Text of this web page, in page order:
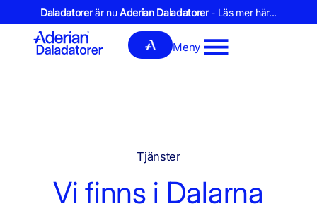
Daladatorerär nuAderian Daladatorer- Läs mer här...
Meny
Tjänster
Vi finns i Dalarna